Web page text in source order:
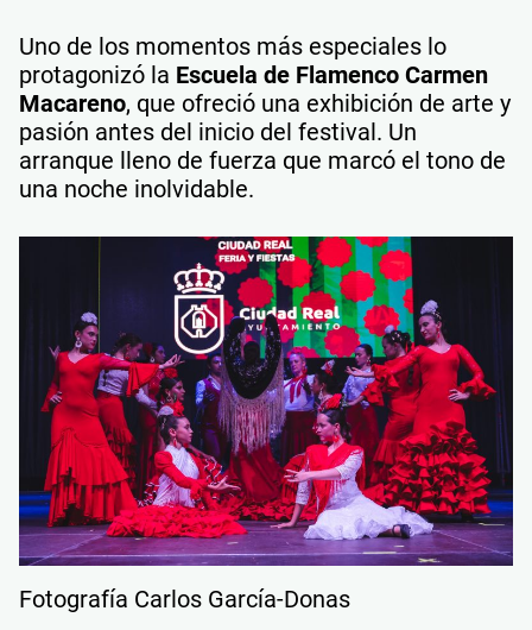
Uno de los momentos más especiales lo
protagonizó la Escuela de Flamenco Carmen
Macareno, que ofreció una exhibición de arte y
pasión antes del inicio del festival. Un
arranque lleno de fuerza que marcó el tono de
una noche inolvidable.
Fotografía Carlos García-Donas